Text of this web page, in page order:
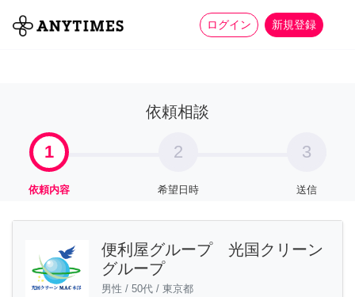
ログイン 新規登録
全て 家事 more_horiz
依頼相談
1
依頼内容
2
希望日時
3
送信
便利屋グループ 光国クリーン
グループ
男性 / 50代 / 東京都